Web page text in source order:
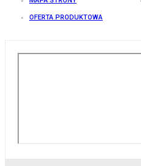
OFERTA PRODUKTOWA